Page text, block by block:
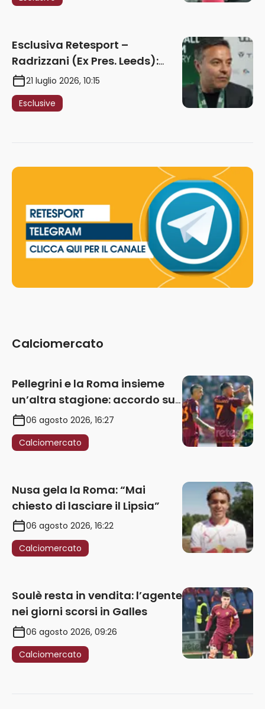
giocare nella Roma”
Esclusiva Retesport –
Radrizzani (Ex Pres. Leeds):
“Summerville ragazzo
speciale, in Italia con Gasp
può esplodere
21 luglio 2026, 10:15
Esclusive
Calciomercato
Pellegrini e la Roma insieme
un’altra stagione: accordo sul
rinnovo annuale
06 agosto 2026, 16:27
Calciomercato
Nusa gela la Roma: “Mai
chiesto di lasciare il Lipsia”
06 agosto 2026, 16:22
Calciomercato
Soulè resta in vendita: l’agente
nei giorni scorsi in Galles
06 agosto 2026, 09:26
Calciomercato